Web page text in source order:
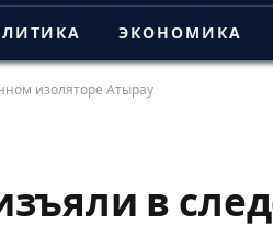
ЭКОНОМИКА
изоляторе Атырау
в